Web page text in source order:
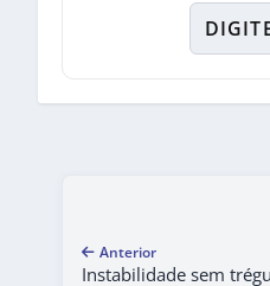
Anterior
Instabilidade sem